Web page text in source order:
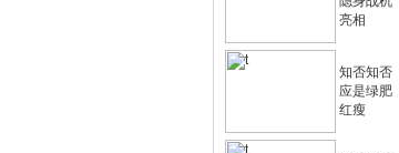
亮相
知否知否
应是绿肥
红瘦